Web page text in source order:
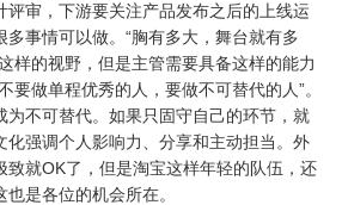
评审，下游要关注产品发布之后的上线运
事情可以做。“胸有多大，舞台就有多
样的视野，但是主管需要具备这样的能力
要做单程优秀的人，要做不可替代的人”。
为不可替代。如果只固守自己的环节，就
化强调个人影响力、分享和主动担当。外
致就OK了，但是淘宝这样年轻的队伍，还
是各位的机会所在。